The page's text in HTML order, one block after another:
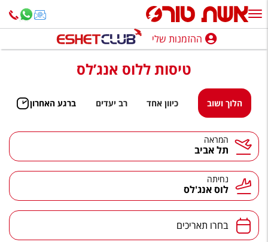
ההזמנות שלי
חופשה לפי סגנון
מלונות באילת
טיולים מאורגנים
סגנונות טיול
חבילות נופש
הרגע האחרון
ההזמנות שלי
טיסות ללוס אנג’לס
הלוך ושוב כיוון אחד רב יעדים ברגע האחרון
המראה
תל אביב
נחיתה
לוס אנג'לס
בחרו תאריכים